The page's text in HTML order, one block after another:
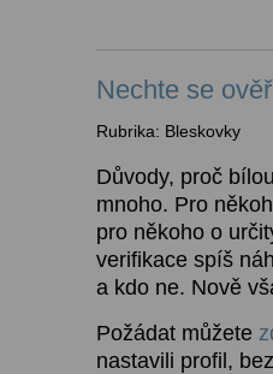
Nechte se
Rubrika: Bleskovky
Důvody, proč
mnoho. Pro
pro někoho o
verifikace spíš
a kdo ne. Nově
Požádat můžete
nastavili profil,